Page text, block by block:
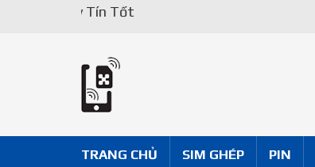
Uy Tín Tốt
TRANG CHỦ SIM GHÉP PIN